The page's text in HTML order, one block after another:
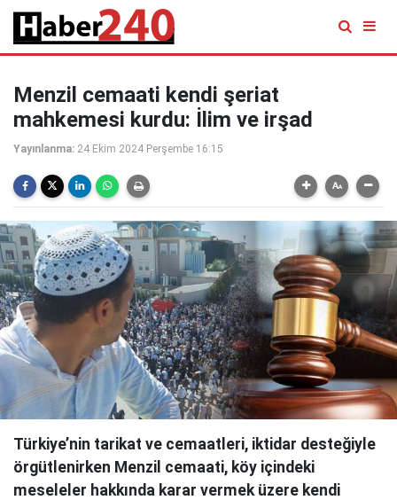
Menzil cemaati kendi şeriat
mahkemesi kurdu: İlim ve irşad
Yayınlanma: 24 Ekim 2024 Perşembe 16:15
Türkiye’nin tarikat ve cemaatleri, iktidar desteğiyle
örgütlenirken Menzil cemaati, köy içindeki
meseleler hakkında karar vermek üzere kendi